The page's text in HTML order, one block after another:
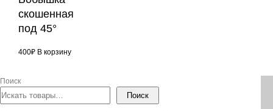
скошенная
под 45°
400₽ В корзину
Поиск
Поиск